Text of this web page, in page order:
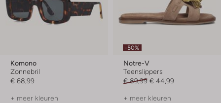
Komono
Zonnebril
€ 68,99
+ meer kleuren
-50%
Notre-V
Teenslippers
€ 89,99 € 44,99
+ meer kleuren